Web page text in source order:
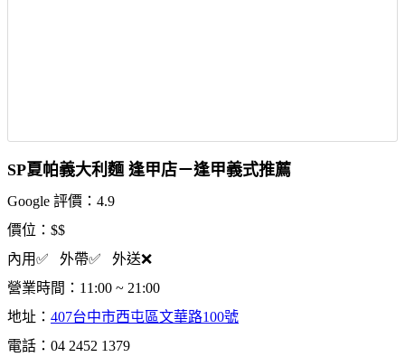
SP夏帕義大利麵 逢甲店－逢甲義式推薦
Google 評價：4.9
價位：$$
內用✅ 外帶✅ 外送❌
營業時間：11:00 ~ 21:00
地址： 407台中市西屯區文華路100號
電話：04 2452 1379